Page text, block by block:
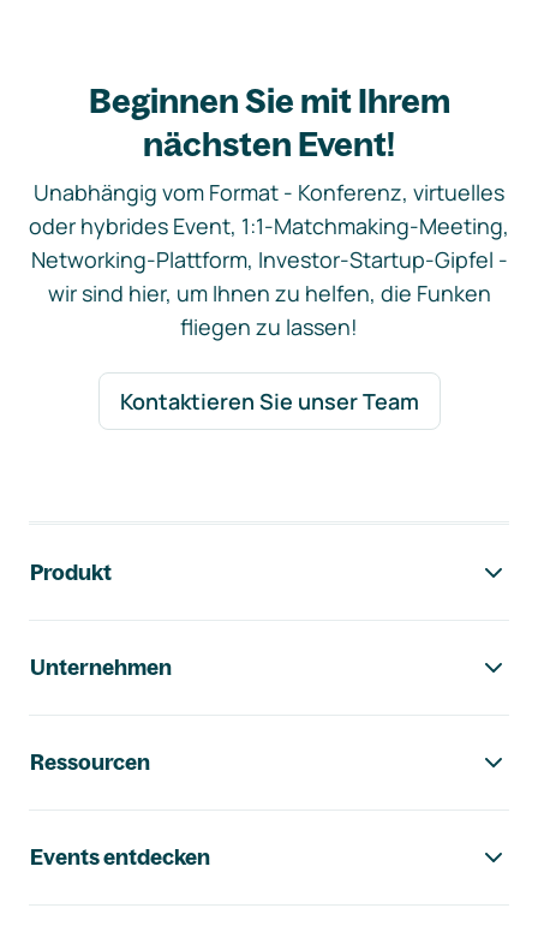
Beginnen Sie mit Ihrem
nächsten Event!
Unabhängig vom Format - Konferenz, virtuelles
oder hybrides Event, 1:1-Matchmaking-Meeting,
Networking-Plattform, Investor-Startup-Gipfel -
wir sind hier, um Ihnen zu helfen, die Funken
fliegen zu lassen!
Kontaktieren Sie unser Team
Produkt
Unternehmen
Ressourcen
Events entdecken